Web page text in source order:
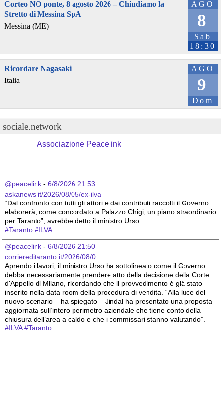
AGO
8
Sab
18:30
Corteo NO ponte, 8 agosto 2026 – Chiudiamo la
Stretto di Messina SpA
Messina (ME)
AGO
9
Dom
Ricordare Nagasaki
Italia
sociale.network
Associazione Peacelink
@peacelink - 6/8/2026 21:53
askanews.it/2026/08/05/ex-ilva
“Dal confronto con tutti gli attori e dai contributi raccolti il Governo
elaborerà, come concordato a Palazzo Chigi, un piano straordinario
per Taranto”, avrebbe detto il ministro Urso.
#Taranto #ILVA
@peacelink - 6/8/2026 21:50
corriereditaranto.it/2026/08/0
Aprendo i lavori, il ministro Urso ha sottolineato come il Governo
debba necessariamente prendere atto della decisione della Corte
d’Appello di Milano, ricordando che il provvedimento è già stato
inserito nella data room della procedura di vendita. “Alla luce del
nuovo scenario – ha spiegato – Jindal ha presentato una proposta
aggiornata sull’intero perimetro aziendale che tiene conto della
chiusura dell’area a caldo e che i commissari stanno valutando”.
#ILVA #Taranto